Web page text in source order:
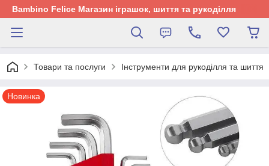
Bambino Felice Магазин іграшок, шиття та рукоділля
Товари та послуги Інструменти для рукоділля та шиття
Новинка